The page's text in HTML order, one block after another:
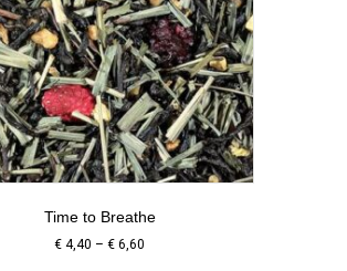
on
the
product
page
Time to Breathe
€ 4,40 – € 6,60